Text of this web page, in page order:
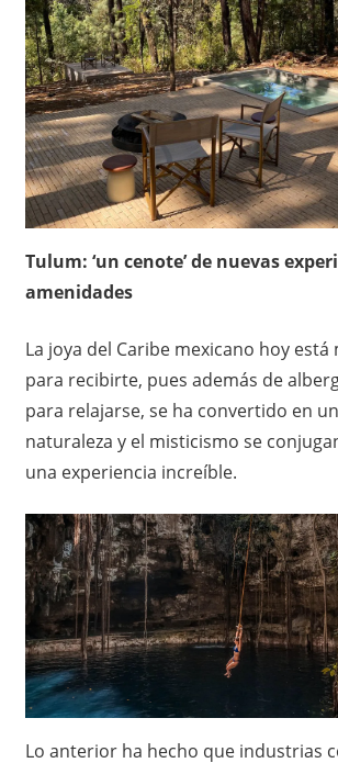
Tulum: ‘un cenote’ de nuevas
amenidades
La joya del Caribe mexicano hoy está
para recibirte, pues además de
para relajarse, se ha convertido en
naturaleza y el misticismo se
una experiencia increíble.
Lo anterior ha hecho que industrias